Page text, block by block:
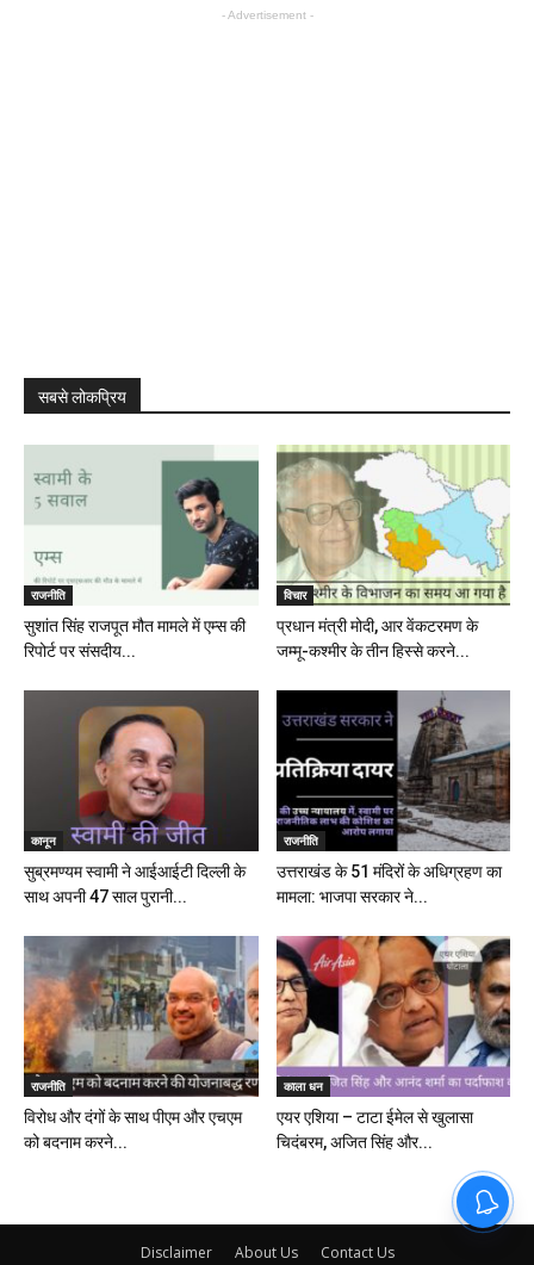
- Advertisement -
सबसे लोकप्रिय
राजनीति
सुशांत सिंह राजपूत मौत मामले में एम्स की
रिपोर्ट पर संसदीय...
विचार
प्रधान मंत्री मोदी, आर वेंकटरमण के
जम्मू-कश्मीर के तीन हिस्से करने...
कानून
सुब्रमण्यम स्वामी ने आईआईटी दिल्ली के
साथ अपनी 47 साल पुरानी...
राजनीति
उत्तराखंड के 51 मंदिरों के अधिग्रहण का
मामला: भाजपा सरकार ने...
राजनीति
विरोध और दंगों के साथ पीएम और एचएम
को बदनाम करने...
काला धन
एयर एशिया – टाटा ईमेल से खुलासा
चिदंबरम, अजित सिंह और...
Disclaimer About Us Contact Us